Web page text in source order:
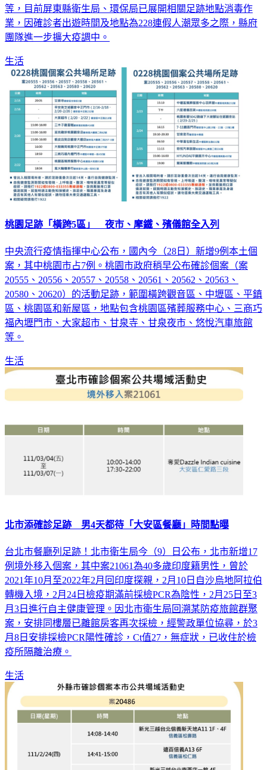
等，目前屏東縣衛生局、環保局已展開相關足跡地點消毒作
業，因確診者出遊時間及地點為228連假人潮眾多之際，縣府
團隊進一步擴大疫調中。
生活
桃園足跡「橫跨5區」 夜市、摩鐵、殯儀館全入列
中央流行疫情指揮中心公布，國內今（28日）新增9例本土個
案，其中桃園市占7例。桃園市政府稍早公布確診個案（案
20555、20556、20557、20558、20561、20562、20563、
20580、20620）的活動足跡，範圍橫跨觀音區、中壢區、平鎮
區、桃園區和新屋區，地點包含桃園區殯葬服務中心、三商巧
福內壢門市、大家超市、甘泉寺、甘泉夜市、悠悅汽車旅館
等。
生活
北市添確診足跡 男4天都待「大安區餐廳」時間點曝
台北市餐廳列足跡！北市衛生局今（9）日公布，北市新增17
例境外移入個案，其中案21061為40多歲印度籍男性，曾於
2021年10月至2022年2月回印度探親，2月10日自沙烏地阿拉伯
轉機入境，2月24日檢疫期滿前採檢PCR為陰性，2月25日至3
月3日進行自主健康管理。因北市衛生局回溯某防疫旅館群聚
案，安排同樓層已離館房客再次採檢，經警政單位協尋，於3
月8日安排採檢PCR陽性確診，Ct值27，無症狀，已收住於檢
疫所隔離治療。
生活